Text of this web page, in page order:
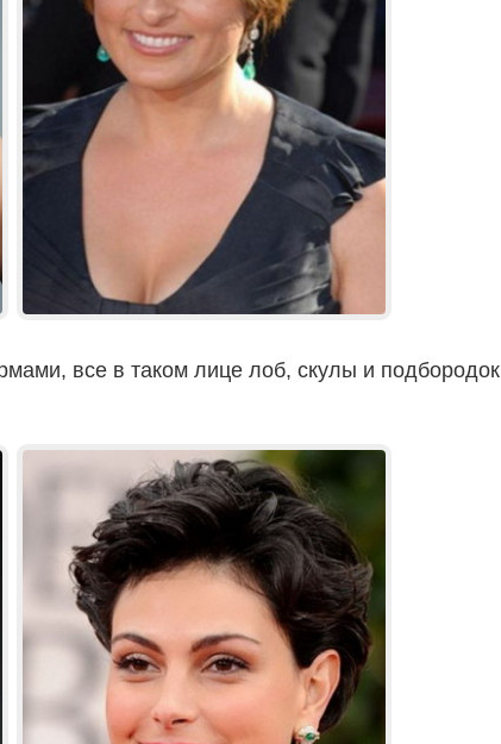
все в таком лице лоб, скулы и подбородок